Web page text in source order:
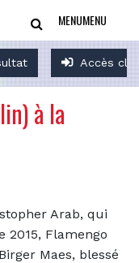
Accès
MENUMENU
à la
Arab, qui
Flamengo
Maes, blessé